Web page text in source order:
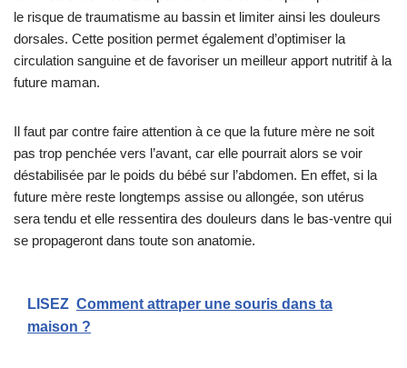
le risque de traumatisme au bassin et limiter ainsi les douleurs
dorsales. Cette position permet également d’optimiser la
circulation sanguine et de favoriser un meilleur apport nutritif à la
future maman.
Il faut par contre faire attention à ce que la future mère ne soit
pas trop penchée vers l’avant, car elle pourrait alors se voir
déstabilisée par le poids du bébé sur l’abdomen. En effet, si la
future mère reste longtemps assise ou allongée, son utérus
sera tendu et elle ressentira des douleurs dans le bas-ventre qui
se propageront dans toute son anatomie.
LISEZ Comment attraper une souris dans ta
maison ?